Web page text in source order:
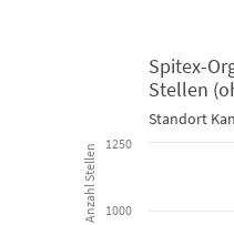
Spitex-
Bar chart with 7 data
Standort Kanton Luzern
View as data table, Spitex-
The chart has 1 X axis
Anzahl Stellen
Spitex-
Stellen
Standort
1000
1250